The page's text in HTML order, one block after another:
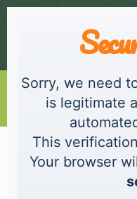
Carte
Sorry, we need
is legitimate
This
Your browser